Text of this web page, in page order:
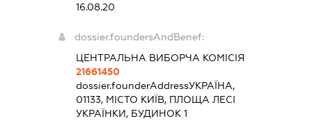
16.08.20
dossier.foundersAndBenef:
ЦЕНТРАЛЬНА ВИБОРЧА КОМІСІЯ
21661450
dossier.founderAddressУКРАЇНА,
01133, МІСТО КИЇВ, ПЛОЩА ЛЕСІ
УКРАЇНКИ, БУДИНОК 1